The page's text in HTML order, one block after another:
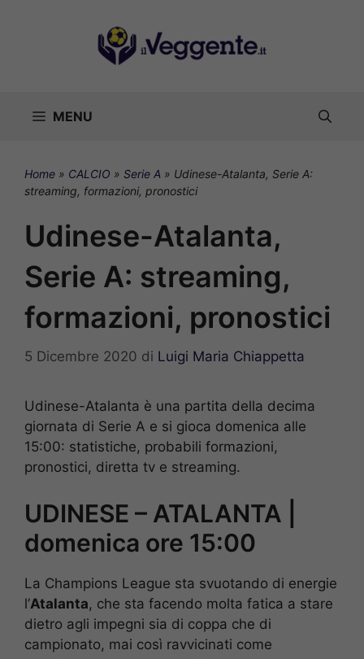
MENU
Home » CALCIO » Serie A » Udinese-Atalanta, Serie A:
streaming, formazioni, pronostici
Udinese-Atalanta,
Serie A: streaming,
formazioni, pronostici
5 Dicembre 2020 di Luigi Maria Chiappetta
Udinese-Atalanta è una partita della decima
giornata di Serie A e si gioca domenica alle
15:00: statistiche, probabili formazioni,
pronostici, diretta tv e streaming.
UDINESE – ATALANTA |
domenica ore 15:00
La Champions League sta svuotando di energie
l’Atalanta, che sta facendo molta fatica a stare
dietro agli impegni sia di coppa che di
campionato, mai così ravvicinati come